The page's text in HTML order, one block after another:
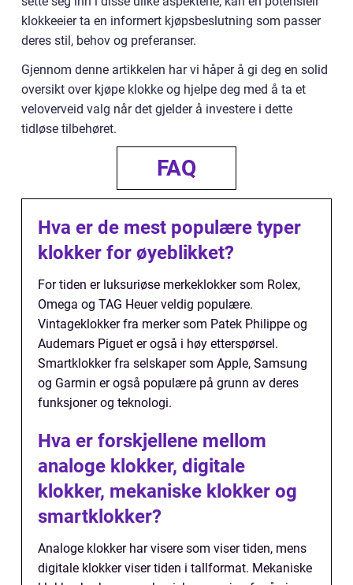
klokkeeier ta en informert kjøpsbeslutning som passer
deres stil, behov og preferanser.
Gjennom denne artikkelen har vi håper å gi deg en solid
oversikt over kjøpe klokke og hjelpe deg med å ta et
veloverveid valg når det gjelder å investere i dette
tidløse tilbehøret.
FAQ
Hva er de mest populære typer
klokker for øyeblikket?
For tiden er luksuriøse merkeklokker som Rolex,
Omega og TAG Heuer veldig populære.
Vintageklokker fra merker som Patek Philippe og
Audemars Piguet er også i høy etterspørsel.
Smartklokker fra selskaper som Apple, Samsung
og Garmin er også populære på grunn av deres
funksjoner og teknologi.
Hva er forskjellene mellom
analoge klokker, digitale
klokker, mekaniske klokker og
smartklokker?
Analoge klokker har visere som viser tiden, mens
digitale klokker viser tiden i tallformat. Mekaniske